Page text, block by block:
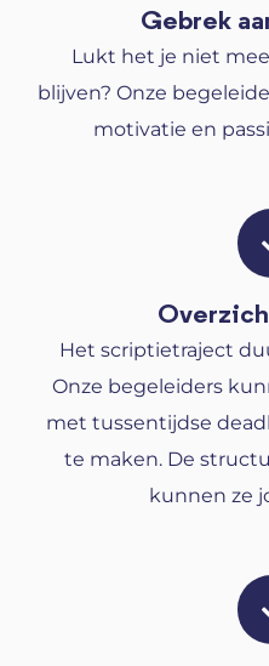
Gebrek
Lukt het je niet
blijven? Onze
motivatie en
Het scriptietraject
Onze begeleiders
met tussentijdse
te maken. De
kunnen ze